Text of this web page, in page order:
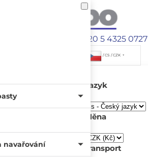
+420 5 4325 0727
/ CS / CZK
Jazyk
Měna
transport
navařování